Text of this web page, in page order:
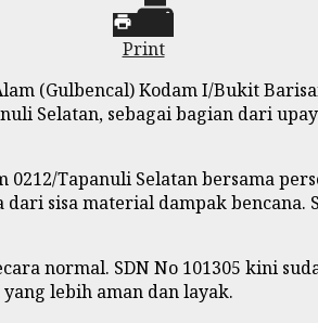
Print
(Gulbencal) Kodam I/Bukit
Selatan, sebagai bagian dari
Tapanuli Selatan bersama
sisa material dampak
normal. SDN No 101305 kini
lebih aman dan layak.